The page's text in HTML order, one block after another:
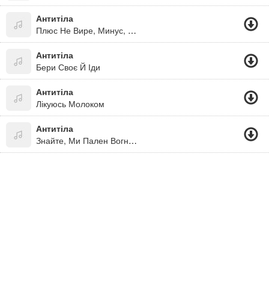
Антитіла
Плюс Не Вире, Минус, Протилежність Не Закон,де Рожеві Діви Лижуть Цукор Заборон.
Антитіла
Бери Своє Й Іди
Антитіла
Лікуюсь Молоком
Антитіла
Знайте, Ми Пален Вогнями...